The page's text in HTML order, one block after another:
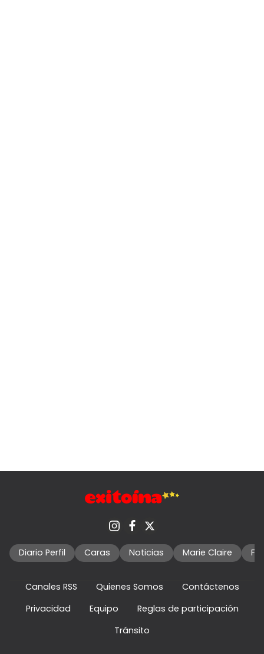
Diario Perfil Caras Noticias Marie Claire
Canales RSS Quienes Somos
Contáctenos
Privacidad
Equipo
Reglas de participación
Tránsito